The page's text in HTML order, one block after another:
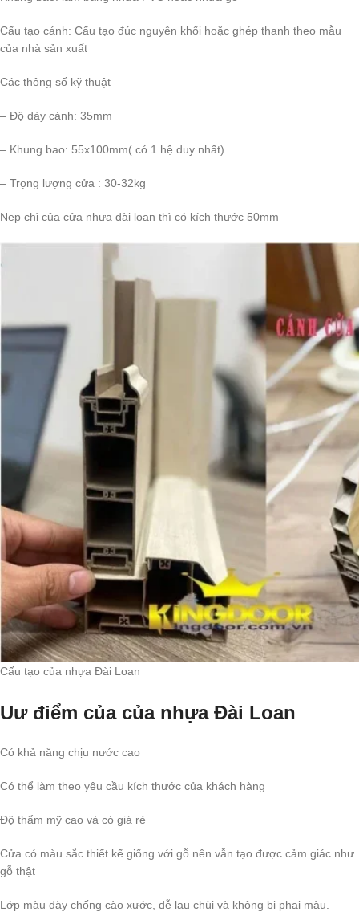
Cấu tạo cánh: Cấu tạo đúc nguyên khối hoặc ghép thanh theo mẫu
của nhà sản xuất
Các thông số kỹ thuật
– Độ dày cánh: 35mm
– Khung bao: 55x100mm( có 1 hệ duy nhất)
– Trọng lượng cửa : 30-32kg
Nẹp chỉ của cửa nhựa đài loan thì có kích thước 50mm
Cấu tạo của nhựa Đài Loan
Uư điểm của của nhựa Đài Loan
Có khả năng chịu nước cao
Có thể làm theo yêu cầu kích thước của khách hàng
Độ thẩm mỹ cao và có giá rẻ
Cửa có màu sắc thiết kế giống với gỗ nên vẫn tạo được cảm giác như
gỗ thật
Lớp màu dày chống cào xước, dễ lau chùi và không bị phai màu.